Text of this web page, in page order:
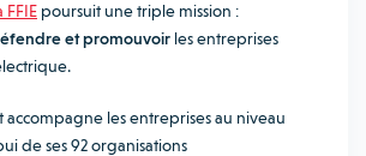
FFIE poursuit une triple mission :
et promouvoir les entreprises
accompagne les entreprises au niveau
de ses 92 organisations